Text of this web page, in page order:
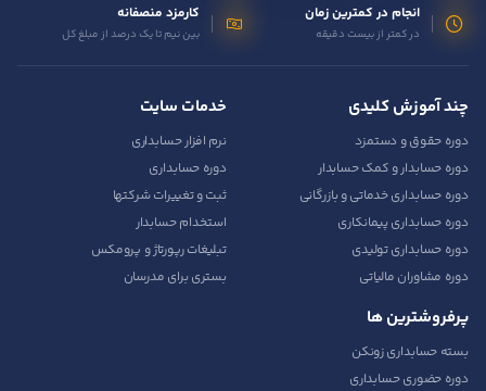
انجام در کمترین زمان
در کمتر از بیست دقیقه
کارمزد منصفانه
بین نیم تا یک درصد از مبلغ کل
چند آموزش کلیدی
دوره حقوق و دستمزد
دوره حسابدار و کمک حسابدار
دوره حسابداری خدماتی و بازرگانی
دوره حسابداری پیمانکاری
دوره حسابداری تولیدی
دوره مشاوران مالیاتی
خدمات سایت
نرم افزار حسابداری
دوره حسابداری
ثبت و تغییرات شرکتها
استخدام حسابدار
تبلیغات رپورتاژ و پرومکس
بستری برای مدرسان
پرفروشترین ها
بسته حسابداری زونکن
دوره حضوری حسابداری